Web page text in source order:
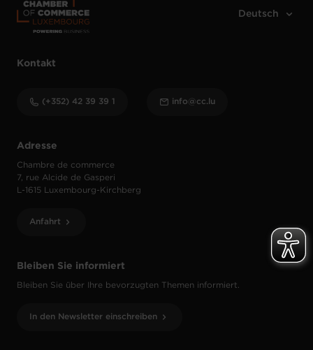
Bleiben Sie informiert
Bleiben Sie über Ihre bevorzugten Themen informiert.
In den Newsletter einschreiben
Adresse
Chambre de commerce
7, rue Alcide de Gasperi
L-1615 Luxembourg-Kirchberg
Anfahrt
Kontakt
(+352) 42 39 39 1 info@cc.lu